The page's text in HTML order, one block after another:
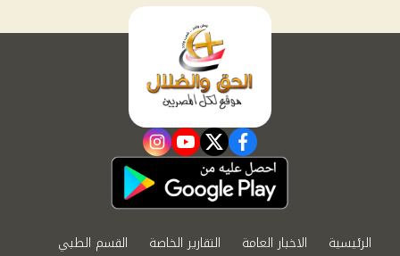
facebook
twitter
youtube
instagram
الرئيسية الاخبار العامة التقارير الخاصة
القسم الطبي